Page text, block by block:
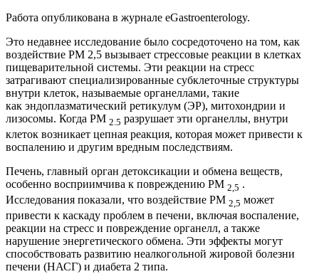
Работа опубликована в журнале eGastroenterology.
Это недавнее исследование было сосредоточено на том, как
воздействие PM 2,5 вызывает стрессовые реакции в клетках
пищеварительной системы. Эти реакции на стресс
затрагивают специализированные субклеточные структуры
внутри клеток, называемые органеллами, такие
как эндоплазматический ретикулум (ЭР), митохондрии и
лизосомы. Когда PM 2.5 разрушает эти органеллы, внутри
клеток возникает цепная реакция, которая может привести к
воспалению и другим вредным последствиям.
Печень, главный орган детоксикации и обмена веществ,
особенно восприимчива к повреждению PM 2,5 .
Исследования показали, что воздействие PM 2,5 может
привести к каскаду проблем в печени, включая воспаление,
реакции на стресс и повреждение органелл, а также
нарушение энергетического обмена. Эти эффекты могут
способствовать развитию неалкогольной жировой болезни
печени (НАСГ) и диабета 2 типа.